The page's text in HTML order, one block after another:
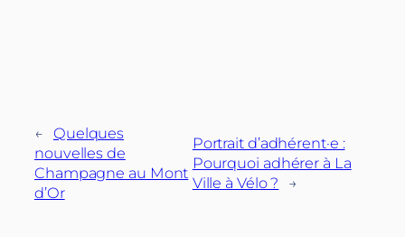
←
Quelques
nouvelles de
Champagne au Mont
d’Or
Portrait d’adhérent·e :
Pourquoi adhérer à La
Ville à Vélo ?
→